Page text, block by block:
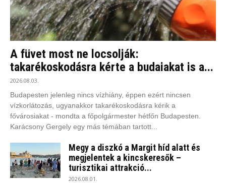
A füvet most ne locsolják:
takarékoskodásra kérte a budaiakat is a...
2026.08.03.
Budapesten jelenleg nincs vízhiány, éppen ezért nincsen
vízkorlátozás, ugyanakkor takarékoskodásra kérik a
fővárosiakat - mondta a főpolgármester hétfőn Budapesten.
Karácsony Gergely egy más témában tartott...
Megy a diszkó a Margit híd alatt és
megjelentek a kincskeresők –
turisztikai attrakció...
2026.08.01.